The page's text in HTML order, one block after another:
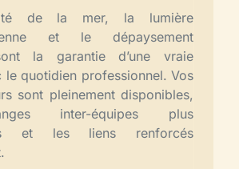
de la mer, la lumière
et le dépaysement
la garantie d’une vraie
le quotidien professionnel. Vos
sont pleinement disponibles,
inter-équipes plus
et les liens renforcés